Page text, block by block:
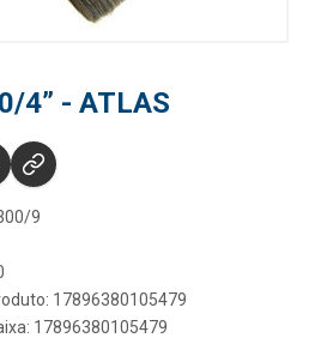
4” - ATLAS
9
17896380105479
17896380105479